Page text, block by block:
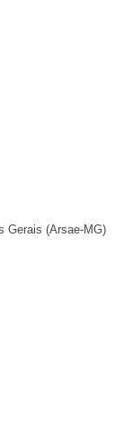
Gerais (Arsae-MG)